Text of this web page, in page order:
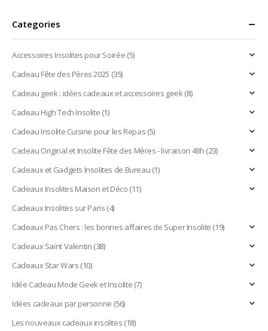
Categories
Accessoires Insolites pour Soirée(5)
Cadeau Fête des Pères 2025 (35)
Cadeau geek : idées cadeaux et accessoires geek(8)
Cadeau High Tech Insolite(1)
Cadeau Insolite Cuisine pour les Repas(5)
Cadeau Original et Insolite Fête des Mères - livraison 48h(23)
Cadeaux et Gadgets Insolites de Bureau(1)
Cadeaux Insolites Maison et Déco(11)
Cadeaux Insolites sur Paris(4)
Cadeaux Pas Chers : les bonnes affaires de Super Insolite(19)
Cadeaux Saint Valentin(38)
Cadeaux Star Wars(10)
Idée Cadeau Mode Geek et Insolite(7)
Idées cadeaux par personne (56)
Les nouveaux cadeaux insolites(18)